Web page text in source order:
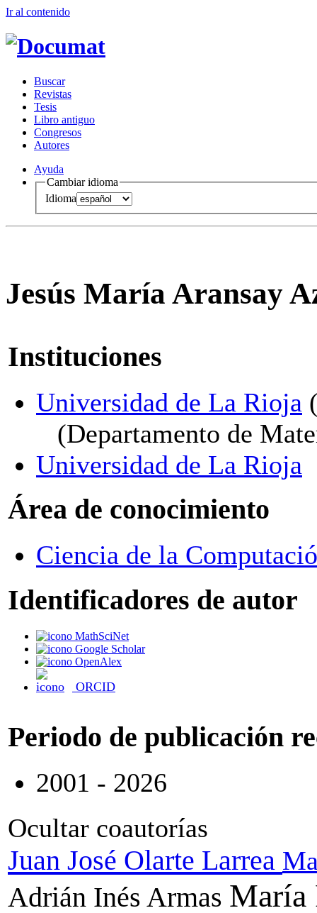
Ir al contenido
Buscar
Revistas
Tesis
Libro antiguo
Congresos
Autores
Ayuda
Cambiar idioma
Idioma
Jesús María Aransay
Instituciones
Universidad de La Rioja
(Departamento de
Universidad de La Rioja
Área de conocimiento
Ciencia de la
Identificadores de autor
MathSciNet
Google Scholar
OpenAlex
ORCID
Periodo de publicación
2001 - 2026
Ocultar coautorías
Juan José Olarte Larrea
Adrián Inés Armas María